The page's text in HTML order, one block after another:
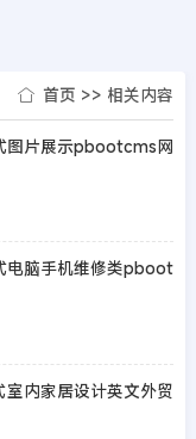
首页 >> 相关内容
图片展示pbootcms网
电脑手机维修类pboot
内家居设计英文外贸